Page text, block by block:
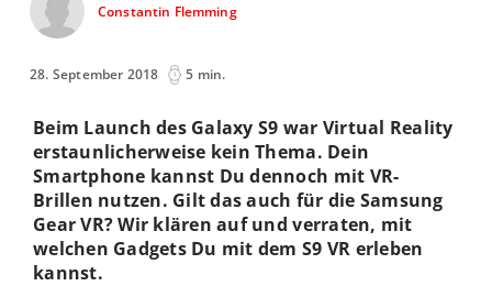
Constantin Flemming
28. September 2018 5 min.
Beim Launch des Galaxy S9 war Virtual Reality
erstaunlicherweise kein Thema. Dein
Smartphone kannst Du dennoch mit VR-
Brillen nutzen. Gilt das auch für die Samsung
Gear VR? Wir klären auf und verraten, mit
welchen Gadgets Du mit dem S9 VR erleben
kannst.